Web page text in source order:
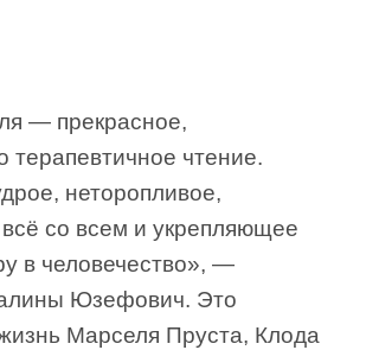
— прекрасное,
терапевтичное чтение.
неторопливое,
со всем и укрепляющее
в человечество», —
Юзефович. Это
Марселя Пруста, Клода